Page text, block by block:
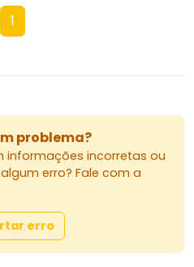
1
problema?
informações incorretas ou
erro? Fale com a
erro